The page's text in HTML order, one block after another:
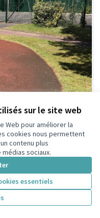
sur le site web
Web pour améliorer la
cookies nous permettent
contenu plus
sociaux.
essentiels
et
Retenue